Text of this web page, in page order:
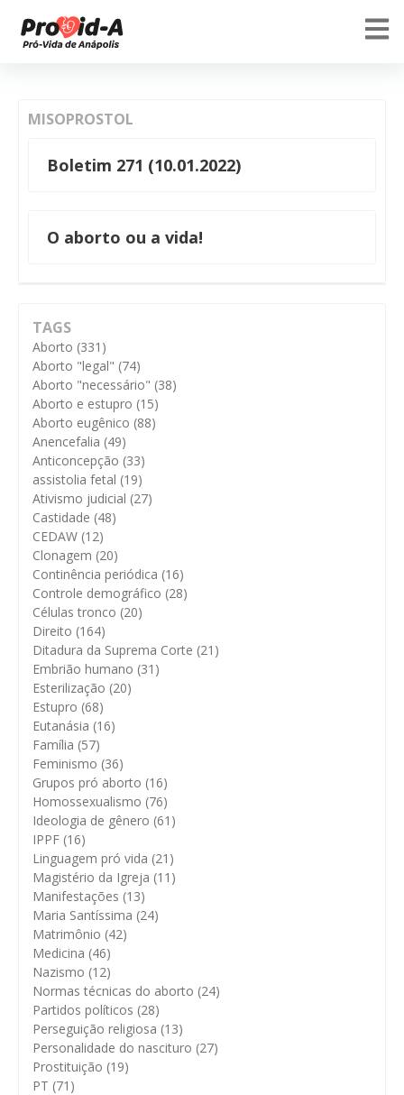
TAGS
Aborto (331)
Aborto "legal" (74)
Aborto "necessário" (38)
Aborto e estupro (15)
Aborto eugênico (88)
Anencefalia (49)
Anticoncepção (33)
assistolia fetal (19)
Ativismo judicial (27)
Castidade (48)
CEDAW (12)
Clonagem (20)
Continência periódica (16)
Controle demográfico (28)
Células tronco (20)
Direito (164)
Ditadura da Suprema Corte (21)
Embrião humano (31)
Esterilização (20)
Estupro (68)
Eutanásia (16)
Família (57)
Feminismo (36)
Grupos pró aborto (16)
Homossexualismo (76)
Ideologia de gênero (61)
IPPF (16)
Linguagem pró vida (21)
Magistério da Igreja (11)
Manifestações (13)
Maria Santíssima (24)
Matrimônio (42)
Medicina (46)
Nazismo (12)
Normas técnicas do aborto (24)
Partidos políticos (28)
Perseguição religiosa (13)
Personalidade do nascituro (27)
Prostituição (19)
PT (71)
MISOPROSTOL
Boletim 271 (10.01.2022)
O aborto ou a vida!